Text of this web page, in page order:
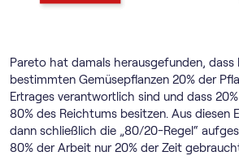
Pareto hat damals herausgefunden, dass
bestimmten Gemüsepflanzen 20% der
Ertrages verantwortlich sind und dass
80% des Reichtums besitzen. Aus diesen
dann schließlich die „80/20-Regel“
80% der Arbeit nur 20% der Zeit